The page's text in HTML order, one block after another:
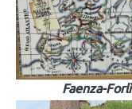
Faenza-Forlì